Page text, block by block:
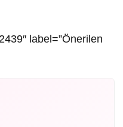
label=”Önerilen